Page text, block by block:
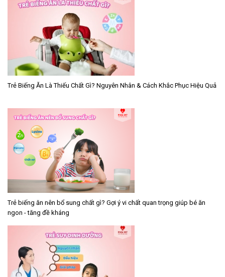
Trẻ Biếng Ăn Là Thiếu Chất Gì? Nguyên Nhân & Cách Khắc Phục Hiệu Quả
Trẻ biếng ăn nên bổ sung chất gì? Gợi ý vi chất quan trọng giúp bé ăn
ngon - tăng đề kháng